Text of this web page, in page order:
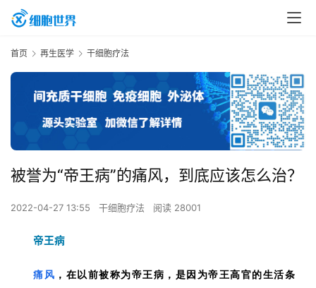
首页 再生医学 干细胞疗法
被誉为“帝王病”的痛风，到底应该怎么治？
2022-04-27 13:55 干细胞疗法 阅读 28001
帝王病
痛风 ， 在以前被称为帝王病，是因为帝王高官的生活条